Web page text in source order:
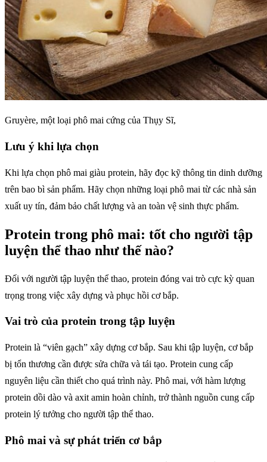
Gruyère, một loại phô mai cứng của Thụy Sĩ,
Lưu ý khi lựa chọn
Khi lựa chọn phô mai giàu protein, hãy đọc kỹ thông tin dinh dưỡng
trên bao bì sản phẩm. Hãy chọn những loại phô mai từ các nhà sản
xuất uy tín, đảm bảo chất lượng và an toàn vệ sinh thực phẩm.
Protein trong phô mai: tốt cho người tập
luyện thể thao như thế nào?
Đối với người tập luyện thể thao, protein đóng vai trò cực kỳ quan
trọng trong việc xây dựng và phục hồi cơ bắp.
Vai trò của protein trong tập luyện
Protein là “viên gạch” xây dựng cơ bắp. Sau khi tập luyện, cơ bắp
bị tổn thương cần được sửa chữa và tái tạo. Protein cung cấp
nguyên liệu cần thiết cho quá trình này. Phô mai, với hàm lượng
protein dồi dào và axit amin hoàn chỉnh, trở thành nguồn cung cấp
protein lý tưởng cho người tập thể thao.
Phô mai và sự phát triển cơ bắp